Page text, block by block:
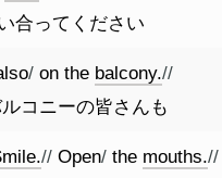
合ってください
/ on the balcony.//
コニーの皆さんも
// Open/ the mouths.//